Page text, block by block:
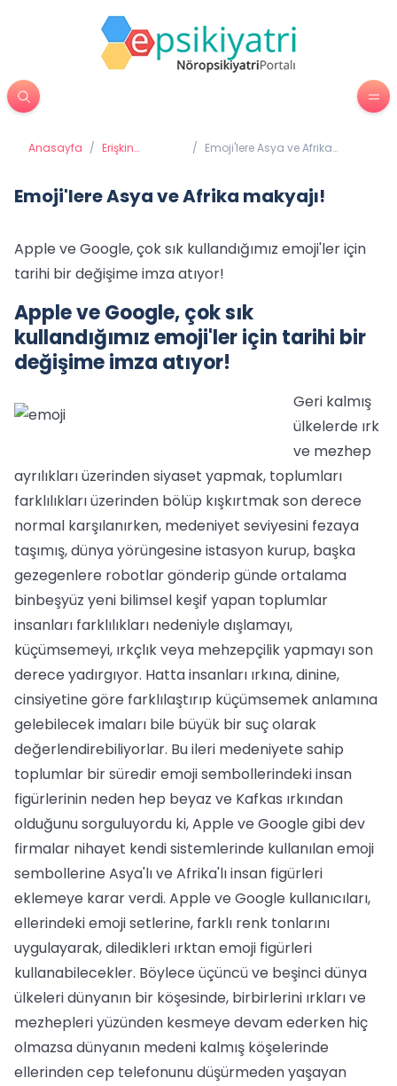
Anasayfa / Erişkin
/ Emoji'lere Asya ve Afrika
Emoji'lere Asya ve Afrika makyajı!
Apple ve Google, çok sık kullandığımız emoji'ler için
tarihi bir değişime imza atıyor!
Apple ve Google, çok sık
kullandığımız emoji'ler için tarihi bir
değişime imza atıyor!
Geri kalmış
ülkelerde ırk
ve mezhep
ayrılıkları üzerinden siyaset yapmak, toplumları
farklılıkları üzerinden bölüp kışkırtmak son derece
normal karşılanırken, medeniyet seviyesini fezaya
taşımış, dünya yörüngesine istasyon kurup, başka
gezegenlere robotlar gönderip günde ortalama
binbeşyüz yeni bilimsel keşif yapan toplumlar
insanları farklılıkları nedeniyle dışlamayı,
küçümsemeyi, ırkçlık veya mehzepçilik yapmayı son
derece yadırgıyor. Hatta insanları ırkına, dinine,
cinsiyetine göre farklılaştırıp küçümsemek anlamına
gelebilecek imaları bile büyük bir suç olarak
değerlendirebiliyorlar. Bu ileri medeniyete sahip
toplumlar bir süredir emoji sembollerindeki insan
figürlerinin neden hep beyaz ve Kafkas ırkından
olduğunu sorguluyordu ki, Apple ve Google gibi dev
firmalar nihayet kendi sistemlerinde kullanılan emoji
sembollerine Asya'lı ve Afrika'lı insan figürleri
eklemeye karar verdi. Apple ve Google kullanıcıları,
ellerindeki emoji setlerine, farklı renk tonlarını
uygulayarak, diledikleri ırktan emoji figürleri
kullanabilecekler. Böylece üçüncü ve beşinci dünya
ülkeleri dünyanın bir köşesinde, birbirlerini ırkları ve
mezhepleri yüzünden kesmeye devam ederken hiç
olmazsa dünyanın medeni kalmış köşelerinde
ellerinden cep telefonunu düşürmeden yaşayan